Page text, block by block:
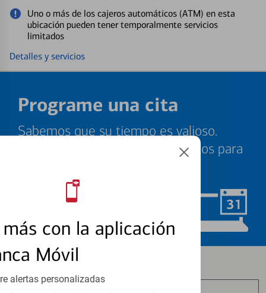
con la aplicación
Móvil
alertas personalizadas
Uno o más de los cajeros automáticos (ATM) en esta
ubicación pueden tener temporalmente servicios
limitados
Detalles y servicios
Programe una cita
Sabemos que su tiempo es valioso.
Nuestros especialistas están listos para
Los productos de inversión y seguros: